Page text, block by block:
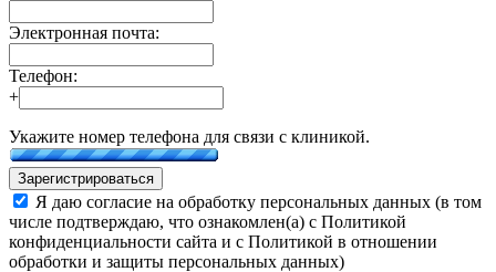
Электронная почта:
Телефон:
+
Укажите номер телефона для связи с клиникой.
Зарегистрироваться
Я даю согласие на обработку персональных данных (в том
числе подтверждаю, что ознакомлен(а) с Политикой
конфиденциальности сайта и с Политикой в отношении
обработки и защиты персональных данных)